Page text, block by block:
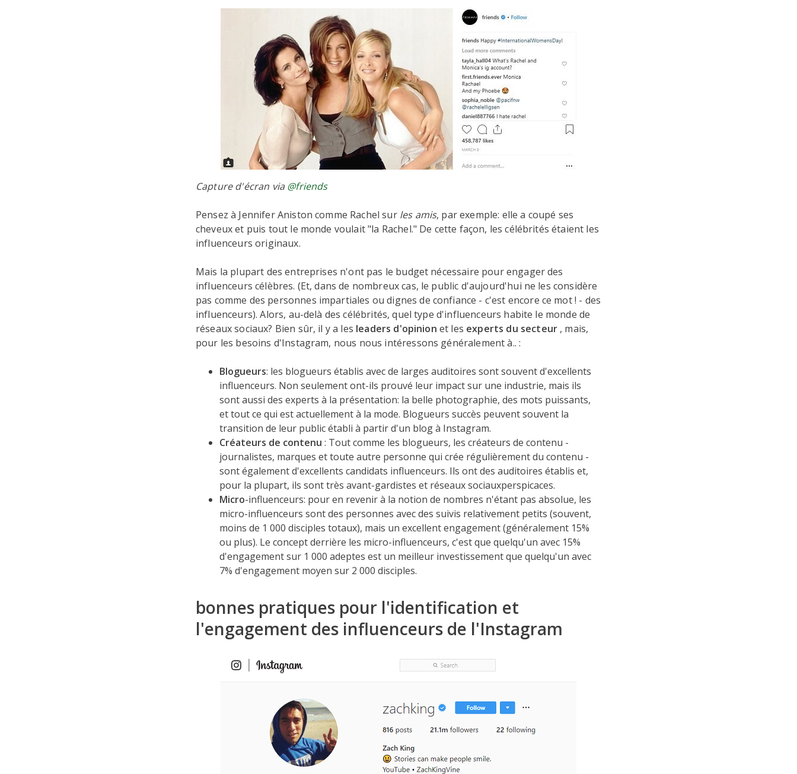
Capture d'écran via @friends
Pensez à Jennifer Aniston comme Rachel sur les amis, par exemple: elle a coupé ses
cheveux et puis tout le monde voulait "la Rachel." De cette façon, les célébrités étaient les
influenceurs originaux.
Mais la plupart des entreprises n'ont pas le budget nécessaire pour engager des
influenceurs célèbres. (Et, dans de nombreux cas, le public d'aujourd'hui ne les considère
pas comme des personnes impartiales ou dignes de confiance - c'est encore ce mot ! - des
influenceurs). Alors, au-delà des célébrités, quel type d'influenceurs habite le monde de
réseaux sociaux? Bien sûr, il y a les leaders d'opinion et les experts du secteur , mais,
pour les besoins d'Instagram, nous nous intéressons généralement à.. :
Blogueurs: les blogueurs établis avec de larges auditoires sont souvent d'excellents
influenceurs. Non seulement ont-ils prouvé leur impact sur une industrie, mais ils
sont aussi des experts à la présentation: la belle photographie, des mots puissants,
et tout ce qui est actuellement à la mode. Blogueurs succès peuvent souvent la
transition de leur public établi à partir d'un blog à Instagram.
Créateurs de contenu : Tout comme les blogueurs, les créateurs de contenu -
journalistes, marques et toute autre personne qui crée régulièrement du contenu -
sont également d'excellents candidats influenceurs. Ils ont des auditoires établis et,
pour la plupart, ils sont très avant-gardistes et réseaux sociauxperspicaces.
Micro-influenceurs: pour en revenir à la notion de nombres n'étant pas absolue, les
micro-influenceurs sont des personnes avec des suivis relativement petits (souvent,
moins de 1 000 disciples totaux), mais un excellent engagement (généralement 15%
ou plus). Le concept derrière les micro-influenceurs, c'est que quelqu'un avec 15%
d'engagement sur 1 000 adeptes est un meilleur investissement que quelqu'un avec
7% d'engagement moyen sur 2 000 disciples.
bonnes pratiques pour l'identification et
l'engagement des influenceurs de l'Instagram